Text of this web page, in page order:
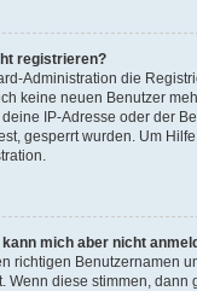
registrieren?
Administration die
keine neuen Benutzer
IP-Adresse oder der
gesperrt wurden. Um
mich aber nicht
richtigen Benutzernamen
Wenn diese stimmen, dann